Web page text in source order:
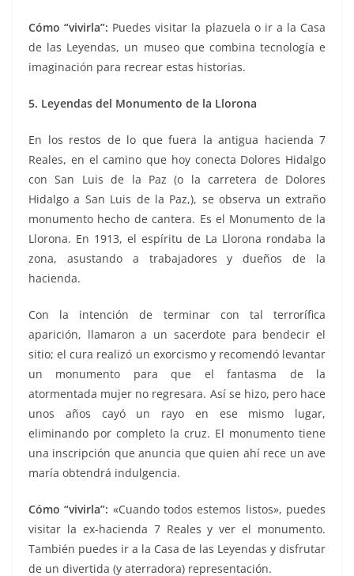
Cómo “vivirla”: Puedes visitar la plazuela o ir a la Casa
de las Leyendas, un museo que combina tecnología e
imaginación para recrear estas historias.
5. Leyendas del Monumento de la Llorona
En los restos de lo que fuera la antigua hacienda 7
Reales, en el camino que hoy conecta Dolores Hidalgo
con San Luis de la Paz (o la carretera de Dolores
Hidalgo a San Luis de la Paz,), se observa un extraño
monumento hecho de cantera. Es el Monumento de la
Llorona. En 1913, el espíritu de La Llorona rondaba la
zona, asustando a trabajadores y dueños de la
hacienda.
Con la intención de terminar con tal terrorífica
aparición, llamaron a un sacerdote para bendecir el
sitio; el cura realizó un exorcismo y recomendó levantar
un monumento para que el fantasma de la
atormentada mujer no regresara. Así se hizo, pero hace
unos años cayó un rayo en ese mismo lugar,
eliminando por completo la cruz. El monumento tiene
una inscripción que anuncia que quien ahí rece un ave
maría obtendrá indulgencia.
Cómo “vivirla”: «Cuando todos estemos listos», puedes
visitar la ex-hacienda 7 Reales y ver el monumento.
También puedes ir a la Casa de las Leyendas y disfrutar
de un divertida (y aterradora) representación.